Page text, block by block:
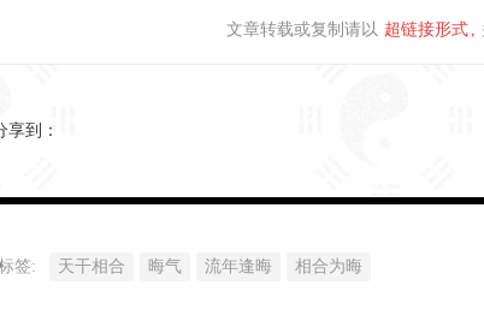
文章转载或复制请以 超链接形式
享到：
签: 天干相合 晦气 流年逢晦 相合为晦